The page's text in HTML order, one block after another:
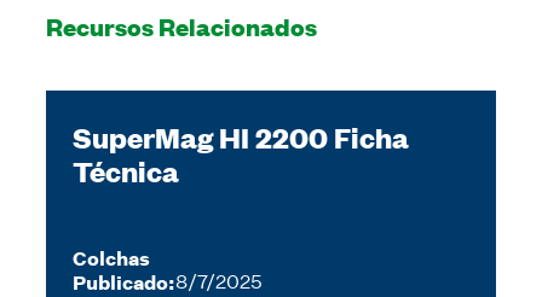
Recursos Relacionados
SuperMag HI 2200 Ficha
Técnica
Colchas
Publicado:8/7/2025